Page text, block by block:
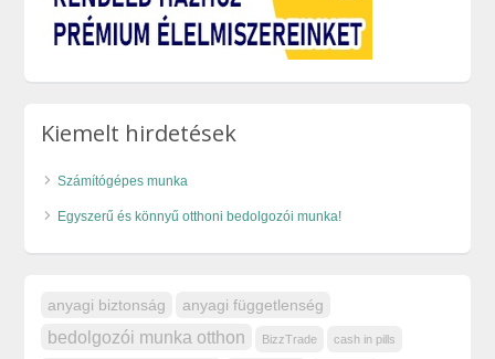
Kiemelt hirdetések
Számítógépes munka
Egyszerű és könnyű otthoni bedolgozói munka!
anyagi biztonság anyagi függetlenség
bedolgozói munka otthon BizzTrade cash in pills